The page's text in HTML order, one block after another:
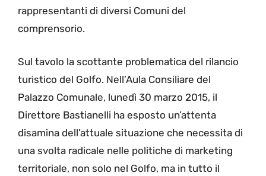
rappresentanti di diversi Comuni del
comprensorio.
Sul tavolo la scottante problematica del rilancio
turistico del Golfo. Nell’Aula Consiliare del
Palazzo Comunale, lunedì 30 marzo 2015, il
Direttore Bastianelli ha esposto un’attenta
disamina dell’attuale situazione che necessita di
una svolta radicale nelle politiche di marketing
territoriale, non solo nel Golfo, ma in tutto il